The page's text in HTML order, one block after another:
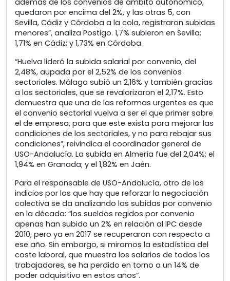
quedaron por encima del 2%, y las otras 5, con
Sevilla, Cádiz y Córdoba a la cola, registraron subidas
menores”, analiza Postigo. 1,7% subieron en Sevilla;
1,71% en Cádiz; y 1,73% en Córdoba.
“Huelva lideró la subida salarial por convenio, del
2,48%, aupada por el 2,52% de los convenios
sectoriales. Málaga subió un 2,16% y también gracias
a los sectoriales, que se revalorizaron el 2,17%. Esto
demuestra que una de las reformas urgentes es que
el convenio sectorial vuelva a ser el que primer sobre
el de empresa, para que este exista para mejorar las
condiciones de los sectoriales, y no para rebajar sus
condiciones”, reivindica el coordinador general de
USO-Andalucía. La subida en Almería fue del 2,04%; el
1,94% en Granada; y el 1,82% en Jaén.
Para el responsable de USO-Andalucía, otro de los
indicios por los que hay que reforzar la negociación
colectiva se da analizando las subidas por convenio
en la década: “los sueldos regidos por convenio
apenas han subido un 2% en relación al IPC desde
2010, pero ya en 2017 se recuperaron con respecto a
ese año. Sin embargo, si miramos la estadística del
coste laboral, que muestra los salarios de todos los
trabajadores, se ha perdido en torno a un 14% de
poder adquisitivo en estos años”.